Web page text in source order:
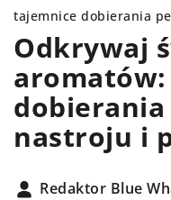
tajemnice dobierania
Odkrywaj
nastroju i
Redaktor Blue